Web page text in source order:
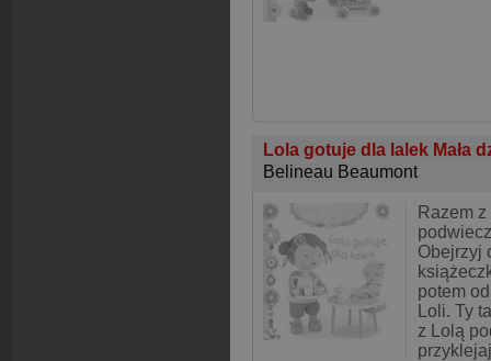
Lola gotuje dla lalek Mała
Belineau Beaumont
Razem
Obejrzyj
potem
Loli. Ty
z Lolą